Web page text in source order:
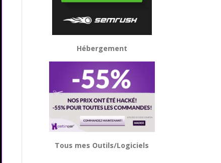
Hébergement
Tous mes Outils/Logiciels